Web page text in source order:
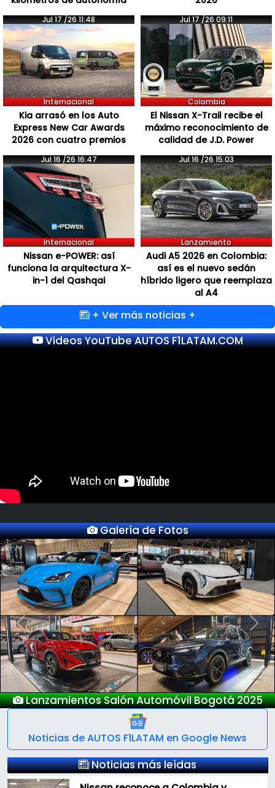
Jul 17 /26 11:48
Internacional
Kia arrasó en los Auto
Express New Car Awards
2026 con cuatro premios
Jul 17 /26 09:11
Colombia
El Nissan X-Trail recibe el
máximo reconocimiento de
calidad de J.D. Power
Jul 16 /26 16:47
Internacional
Nissan e-POWER: así
funciona la arquitectura X-
in-1 del Qashqai
Jul 16 /26 15:03
Lanzamiento
Audi A5 2026 en Colombia:
así es el nuevo sedán
híbrido ligero que reemplaza
al A4
+ Ver más noticias +
Videos YouTube AUTOS F1LATAM.COM
Galería de Fotos
Nuevo Deepal S05
Previous Next
Noticias de AUTOS F1LATAM en Google News
Noticias más leídas